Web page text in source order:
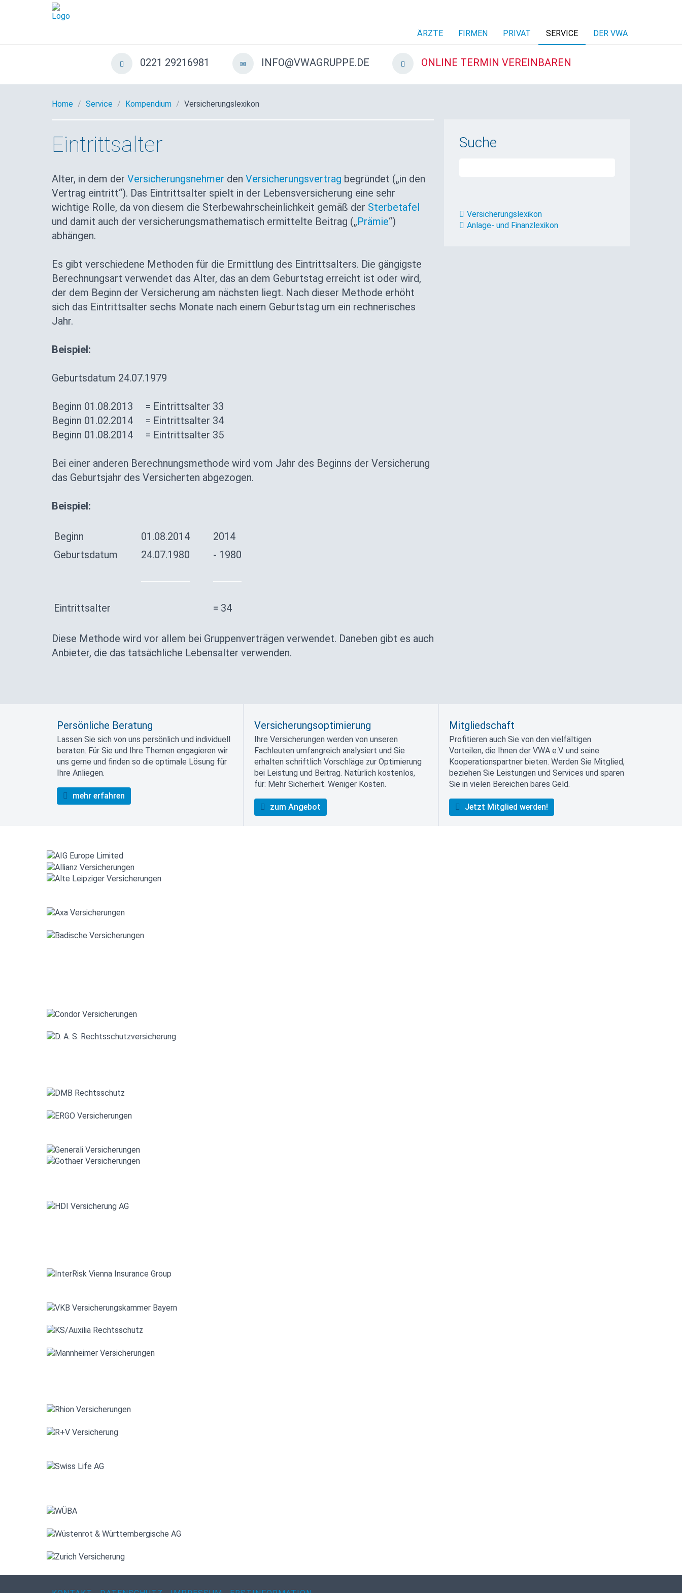
ÄRZTE FIRMEN PRIVAT SERVICE DER VWA
0221 29216981 INFO@VWAGRUPPE.DE ONLINE TERMIN VEREINBAREN
Home Service Kompendium Versicherungslexikon
Eintrittsalter
Alter, in dem der Versicherungsnehmer den Versicherungsvertrag begründet („in den
Vertrag eintritt“). Das Eintrittsalter spielt in der Lebensversicherung eine sehr
wichtige Rolle, da von diesem die Sterbewahrscheinlichkeit gemäß der Sterbetafel
und damit auch der versicherungsmathematisch ermittelte Beitrag („Prämie“)
abhängen.
Es gibt verschiedene Methoden für die Ermittlung des Eintrittsalters. Die gängigste
Berechnungsart verwendet das Alter, das an dem Geburtstag erreicht ist oder wird,
der dem Beginn der Versicherung am nächsten liegt. Nach dieser Methode erhöht
sich das Eintrittsalter sechs Monate nach einem Geburtstag um ein rechnerisches
Jahr.
Beispiel:
Geburtsdatum 24.07.1979
Beginn 01.08.2013 = Eintrittsalter 33
Beginn 01.02.2014 = Eintrittsalter 34
Beginn 01.08.2014 = Eintrittsalter 35
Bei einer anderen Berechnungsmethode wird vom Jahr des Beginns der Versicherung
das Geburtsjahr des Versicherten abgezogen.
Beispiel:
Beginn 01.08.2014
2014
Geburtsdatum
24.07.1980 - 1980
Eintrittsalter = 34
Diese Methode wird vor allem bei Gruppenverträgen verwendet. Daneben gibt es auch
Anbieter, die das tatsächliche Lebensalter verwenden.
Suche
Versicherungslexikon
Anlage- und Finanzlexikon
Persönliche Beratung
Lassen Sie sich von uns persönlich und individuell
beraten. Für Sie und Ihre Themen engagieren wir
uns gerne und finden so die optimale Lösung für
Ihre Anliegen.
mehr erfahren
Versicherungsoptimierung
Ihre Versicherungen werden von unseren
Fachleuten umfangreich analysiert und Sie
erhalten schriftlich Vorschläge zur Optimierung
bei Leistung und Beitrag. Natürlich kostenlos,
für: Mehr Sicherheit. Weniger Kosten.
zum Angebot
Mitgliedschaft
Profitieren auch Sie von den vielfältigen
Vorteilen, die Ihnen der VWA e.V. und seine
Kooperationspartner bieten. Werden Sie Mitglied,
beziehen Sie Leistungen und Services und sparen
Sie in vielen Bereichen bares Geld.
Jetzt Mitglied werden!